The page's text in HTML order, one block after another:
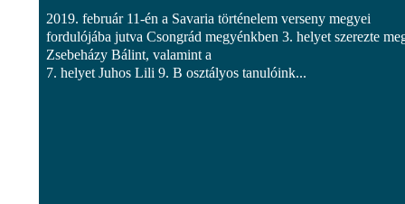
2019. február 11-én a Savaria történelem verseny megyei
fordulójába jutva Csongrád megyénkben 3. helyet szerezte
Zsebeházy Bálint, valamint a
7. helyet Juhos Lili 9. B osztályos tanulóink...